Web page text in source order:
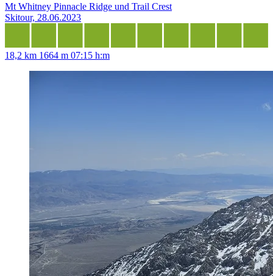
Mt Whitney Pinnacle Ridge und Trail Crest
Skitour, 28.06.2023
18,2 km 1664 m 07:15 h:m